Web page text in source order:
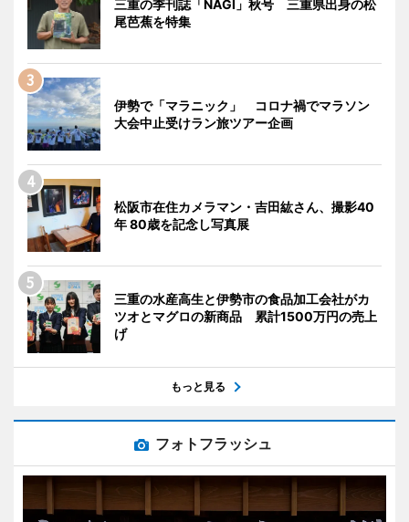
三重の季刊誌「NAGI」秋号 三重県出身の松
尾芭蕉を特集
伊勢で「マラニック」 コロナ禍でマラソン
大会中止受けラン旅ツアー企画
松阪市在住カメラマン・吉田紘さん、撮影40
年 80歳を記念し写真展
三重の水産高生と伊勢市の食品加工会社がカ
ツオとマグロの新商品 累計1500万円の売上
げ
もっと見る
フォトフラッシュ